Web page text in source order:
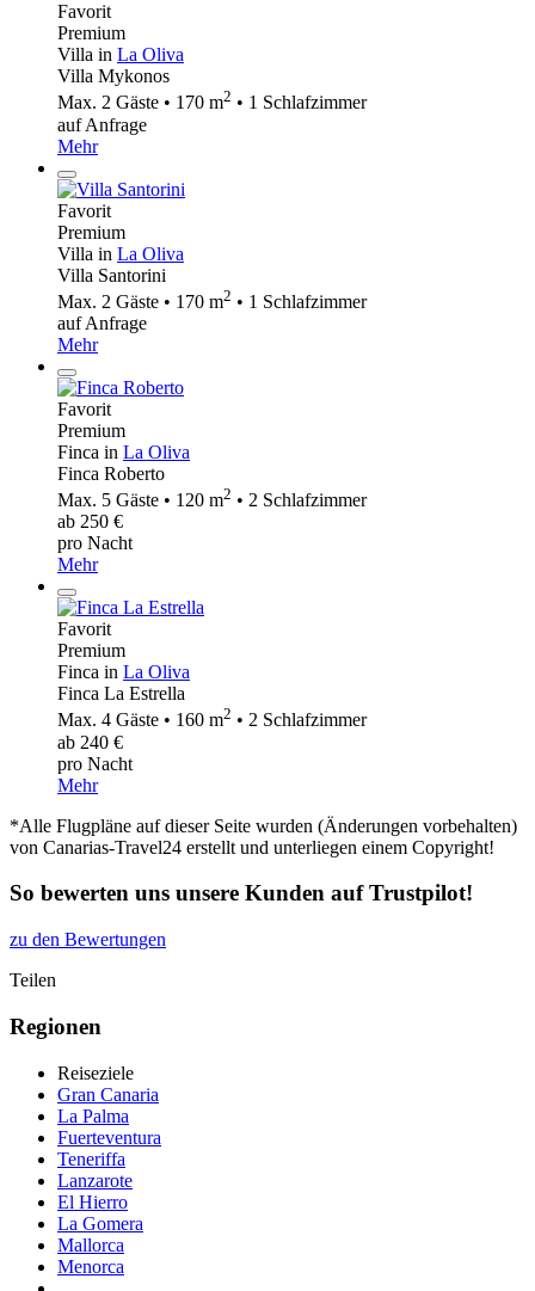
Favorit
Premium
Villa in La Oliva
Villa Mykonos
Max. 2 Gäste • 170 m2 • 1 Schlafzimmer
auf Anfrage
Mehr
Favorit
Premium
Villa in La Oliva
Villa Santorini
Max. 2 Gäste • 170 m2 • 1 Schlafzimmer
auf Anfrage
Mehr
Favorit
Premium
Finca in La Oliva
Finca Roberto
Max. 5 Gäste • 120 m2 • 2 Schlafzimmer
ab 250 €
pro Nacht
Mehr
Favorit
Premium
Finca in La Oliva
Finca La Estrella
Max. 4 Gäste • 160 m2 • 2 Schlafzimmer
ab 240 €
pro Nacht
Mehr
*Alle Flugpläne auf dieser Seite wurden (Änderungen vorbehalten)
von Canarias-Travel24 erstellt und unterliegen einem Copyright!
So bewerten uns unsere Kunden auf Trustpilot!
zu den Bewertungen
Teilen
Regionen
Reiseziele
Gran Canaria
La Palma
Fuerteventura
Teneriffa
Lanzarote
El Hierro
La Gomera
Mallorca
Menorca